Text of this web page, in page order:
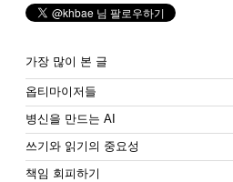
가장 많이 본 글
옵티마이저들
병신을 만드는 AI
쓰기와 읽기의 중요성
책임 회피하기